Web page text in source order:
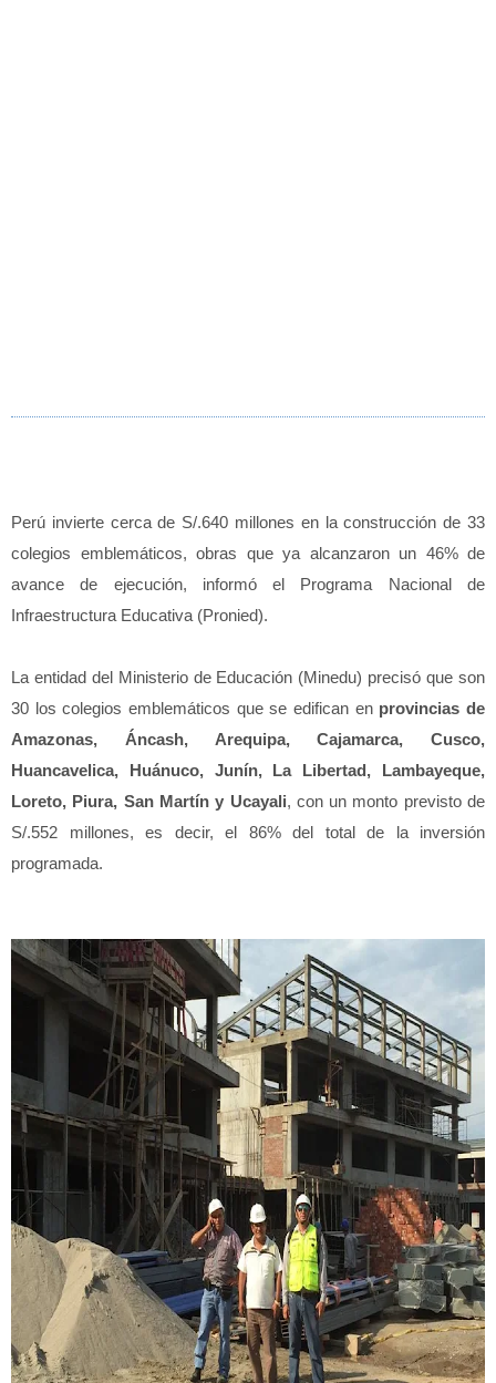
Perú invierte cerca de S/.640 millones en la construcción de 33
colegios emblemáticos, obras que ya alcanzaron un 46% de
avance de ejecución, informó el Programa Nacional de
Infraestructura Educativa (Pronied).
La entidad del Ministerio de Educación (Minedu) precisó que son
30 los colegios emblemáticos que se edifican en provincias de
Amazonas, Áncash, Arequipa, Cajamarca, Cusco,
Huancavelica, Huánuco, Junín, La Libertad, Lambayeque,
Loreto, Piura, San Martín y Ucayali, con un monto previsto de
S/.552 millones, es decir, el 86% del total de la inversión
programada.